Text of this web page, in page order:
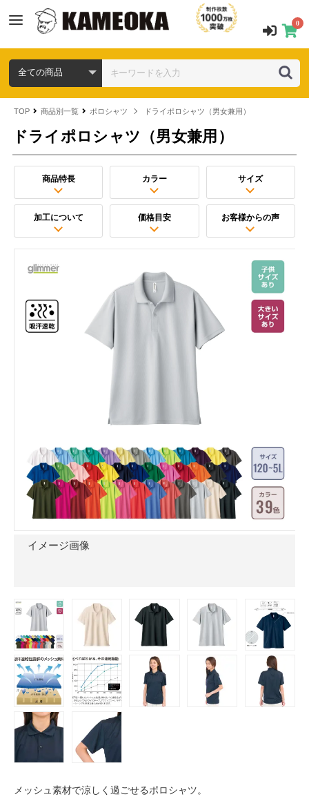
0
TOP 商品別一覧 ポロシャツ ドライポロシャツ（男女兼用）
ドライポロシャツ（男女兼用）
商品特長 カラー サイズ
加工について 価格目安 お客様からの声
イメージ画像
メッシュ素材で涼しく過ごせるポロシャツ。